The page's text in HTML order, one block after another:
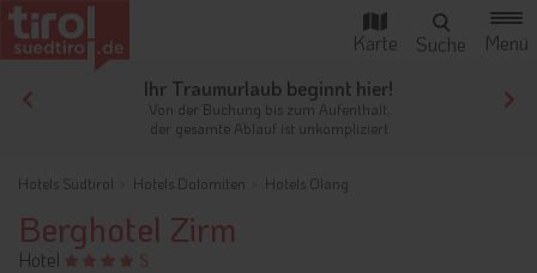
Ihr Traumurlaub beginnt hier!
Von der Buchung bis zum Aufenthalt,
der gesamte Ablauf ist unkompliziert
Hotels Südtirol Hotels Dolomiten Hotels Olang
Berghotel Zirm
Hotel